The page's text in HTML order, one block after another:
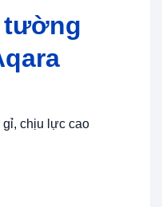
tường
gỉ, chịu lực cao